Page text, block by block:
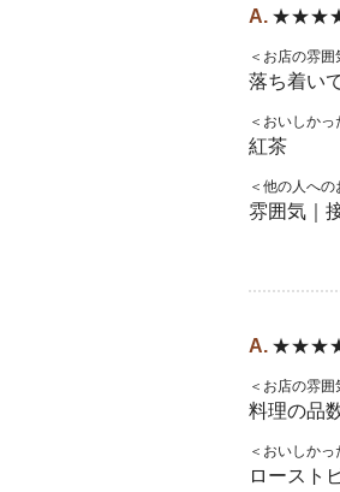
＜お店の雰囲
落ち着い
＜おいしか
紅茶
＜他の人へ
雰囲気｜
＜お店の雰囲
料理の品
＜おいしか
ロースト